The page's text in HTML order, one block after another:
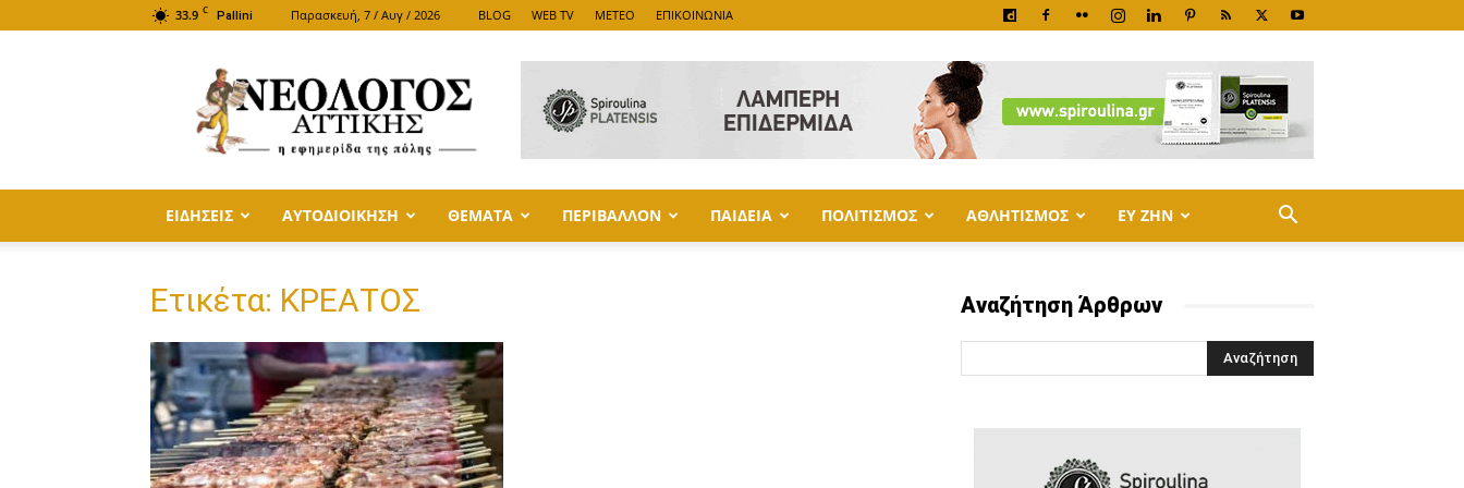
33.9 C Pallini Παρασκευή, 7 / Αυγ / 2026 BLOG WEB TV METEO ΕΠΙΚΟΙΝΩΝΙΑ
ΑΤΤΙΚΗΣ
ΕΙΔΗΣΕΙΣ ΑΥΤΟΔΙΟΙΚΗΣΗ ΘΕΜΑΤΑ ΠΕΡΙΒΑΛΛΟΝ ΠΑΙΔΕΙΑ ΠΟΛΙΤΙΣΜΟΣ ΑΘΛΗΤΙΣΜΟΣ ΕΥ ΖΗΝ
Ετικέτα: ΚΡΕΑΤΟΣ Αναζήτηση Άρθρων